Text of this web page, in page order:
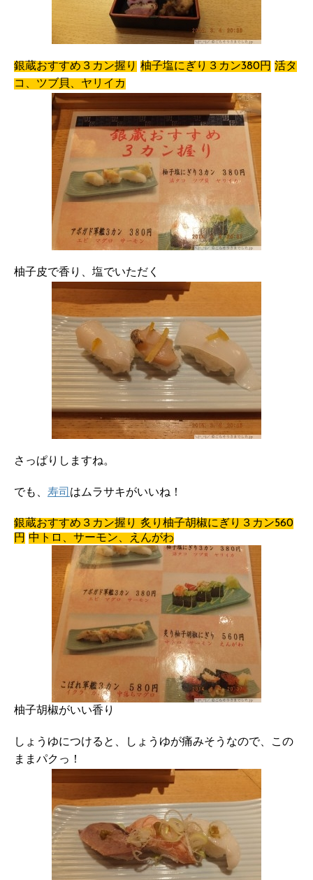
銀蔵おすすめ３カン握り 柚子塩にぎり３カン380円 活タ
コ、ツブ貝、ヤリイカ
柚子皮で香り、塩でいただく
さっぱりしますね。
でも、 寿司 はムラサキがいいね！
銀蔵おすすめ３カン握り 炙り柚子胡椒にぎり３カン560
円 中トロ、サーモン、えんがわ
柚子胡椒がいい香り
しょうゆにつけると、しょうゆが痛みそうなので、この
ままパクっ！